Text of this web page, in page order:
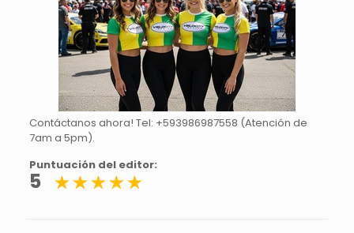
Contáctanos ahora! Tel: +593986987558 (Atención de
7am a 5pm).
Puntuación del editor:
5